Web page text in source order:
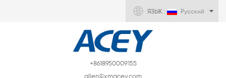
ЯЗЫК : Русский
+8618950009155